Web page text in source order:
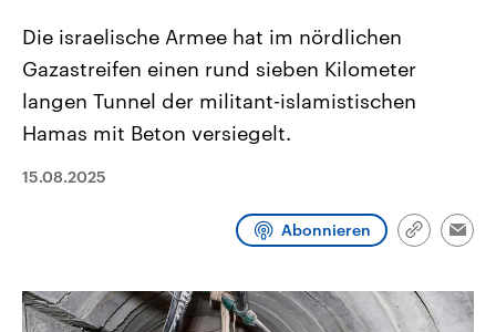
Landtagswahl Sachsen-Anhalt
2026
Alle Informationen
Sachsen-Anhalt wählt am 6.
Landtag. Seit 2021 wird das
Wahlprogramme, aktuelle Berichte
und Kandidaten der anstehenden
Wahl.
USA
Aktuelle Beiträge,
aktuelle Weltgeschehen.
Audio-Archiv
Die israelische Armee hat im nördlichen
Gazastreifen einen rund sieben Kilometer
langen Tunnel der militant-islamistischen
Hamas mit Beton versiegelt.
15.08.2025
Abonnieren
Link